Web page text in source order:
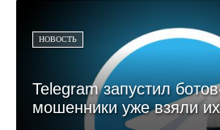
НОВОСТЬ
Telegram запустил
мошенники уже взяли